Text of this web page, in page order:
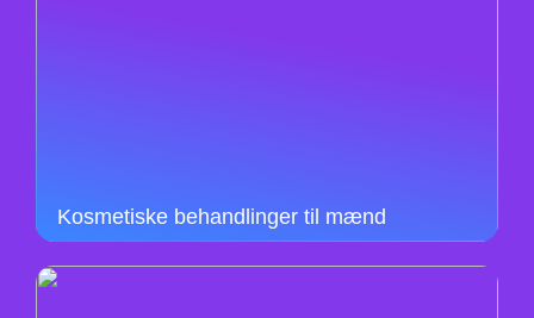
Kosmetiske behandlinger til mænd